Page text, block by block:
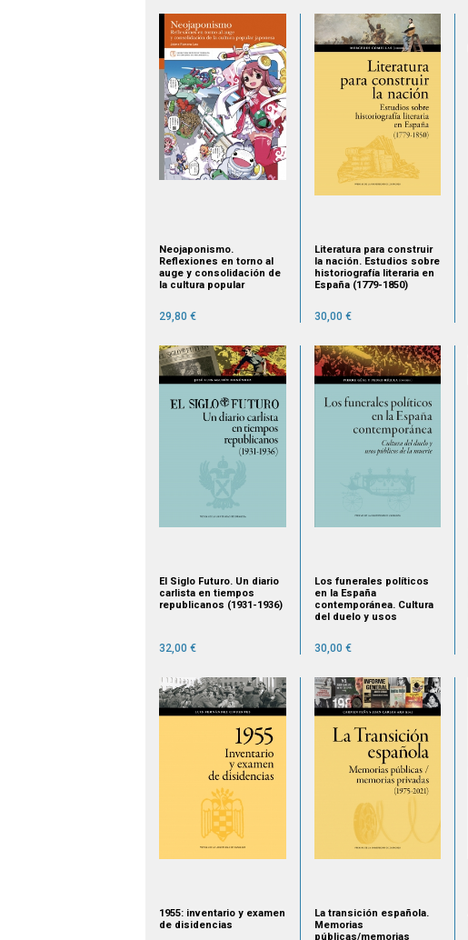
Neojaponismo.
Reflexiones en torno al
auge y consolidación de
la cultura popular
29,80 €
Literatura para construir
la nación. Estudios sobre
historiografía literaria en
España (1779-1850)
30,00 €
El Siglo Futuro. Un diario
carlista en tiempos
republicanos (1931-1936)
32,00 €
Los funerales políticos
en la España
contemporánea. Cultura
del duelo y usos
30,00 €
1955: inventario y examen
de disidencias
La transición española.
Memorias
públicas/memorias